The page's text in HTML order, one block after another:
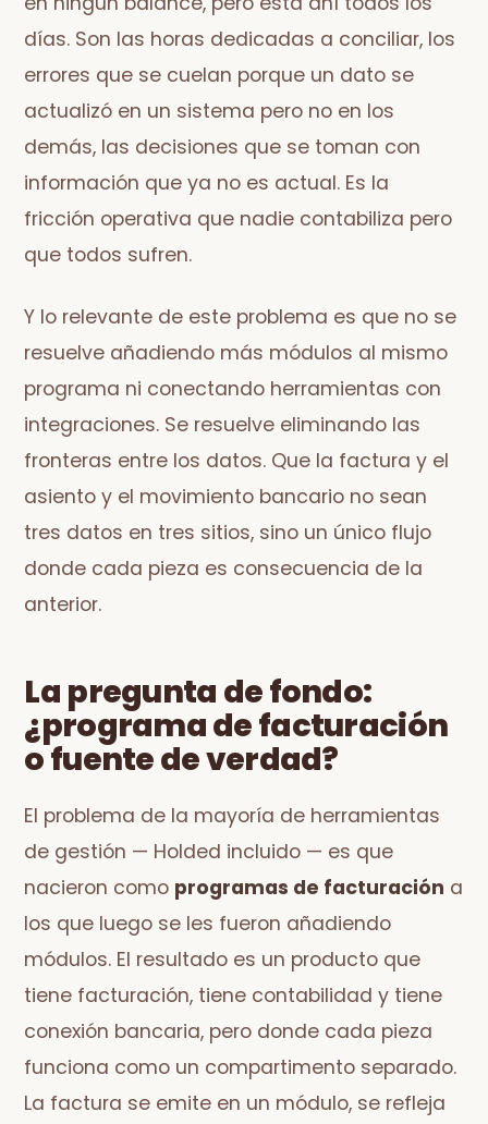
días. Son las horas dedicadas a conciliar, los
errores que se cuelan porque un dato se
actualizó en un sistema pero no en los
demás, las decisiones que se toman con
información que ya no es actual. Es la
fricción operativa que nadie contabiliza pero
que todos sufren.
Y lo relevante de este problema es que no se
resuelve añadiendo más módulos al mismo
programa ni conectando herramientas con
integraciones. Se resuelve eliminando las
fronteras entre los datos. Que la factura y el
asiento y el movimiento bancario no sean
tres datos en tres sitios, sino un único flujo
donde cada pieza es consecuencia de la
anterior.
La pregunta de fondo:
¿programa de facturación
o fuente de verdad?
El problema de la mayoría de herramientas
de gestión — Holded incluido — es que
nacieron como programas de facturación a
los que luego se les fueron añadiendo
módulos. El resultado es un producto que
tiene facturación, tiene contabilidad y tiene
conexión bancaria, pero donde cada pieza
funciona como un compartimento separado.
La factura se emite en un módulo, se refleja